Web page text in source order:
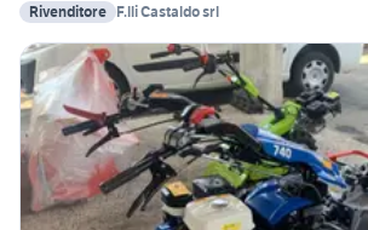
Rivenditore F.lli Castaldo srl